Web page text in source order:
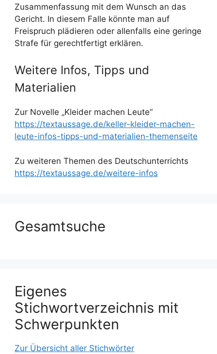
Zusammenfassung mit dem Wunsch an das
Gericht. In diesem Falle könnte man auf
Freispruch plädieren oder allenfalls eine geringe
Strafe für gerechtfertigt erklären.
Weitere Infos, Tipps und
Materialien
Zur Novelle „Kleider machen Leute“
https://textaussage.de/keller-kleider-machen-
leute-infos-tipps-und-materialien-themenseite
Zu weiteren Themen des Deutschunterrichts
https://textaussage.de/weitere-infos
Gesamtsuche
Eigenes
Stichwortverzeichnis mit
Schwerpunkten
Zur Übersicht aller Stichwörter